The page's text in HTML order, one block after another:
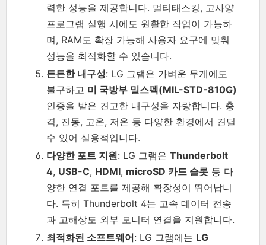
력한 성능을 제공합니다. 멀티태스킹, 고사양
프로그램 실행 시에도 원활한 작업이 가능하
며, RAM도 확장 가능해 사용자 요구에 맞춰
성능을 최적화할 수 있습니다.
튼튼한 내구성: LG 그램은 가벼운 무게에도
불구하고 미 국방부 밀스펙(MIL-STD-810G)
인증을 받은 견고한 내구성을 자랑합니다. 충
격, 진동, 고온, 저온 등 다양한 환경에서 견딜
수 있어 실용적입니다.
다양한 포트 지원: LG 그램은 Thunderbolt
4, USB-C, HDMI, microSD 카드 슬롯 등 다
양한 연결 포트를 제공해 확장성이 뛰어납니
다. 특히 Thunderbolt 4는 고속 데이터 전송
과 고해상도 외부 모니터 연결을 지원합니다.
최적화된 소프트웨어: LG 그램에는 LG